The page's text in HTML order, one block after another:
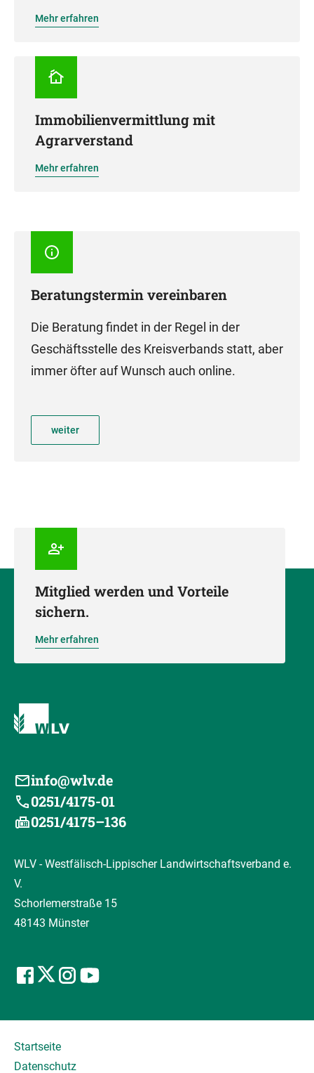
Mehr erfahren
Immobilienvermittlung mit
Agrarverstand
Mehr erfahren
Beratungstermin vereinbaren
Die Beratung findet in der Regel in der
Geschäftsstelle des Kreisverbands statt, aber
immer öfter auf Wunsch auch online.
weiter
Mitglied werden und Vorteile
sichern.
Mehr erfahren
info@wlv.de
0251/4175-01
0251/4175–136
WLV - Westfälisch-Lippischer Landwirtschaftsverband e.
V.
Schorlemerstraße 15
48143 Münster
Startseite
Datenschutz